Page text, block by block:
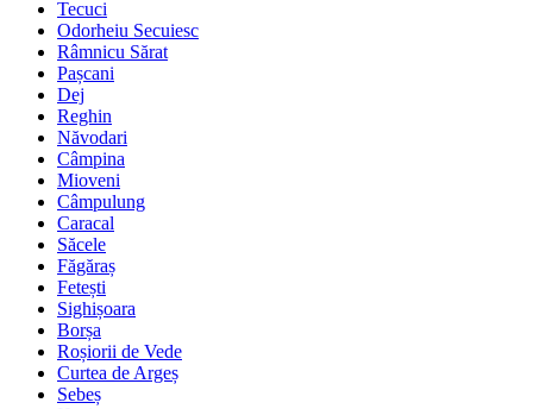
Tecuci
Odorheiu Secuiesc
Râmnicu Sărat
Pașcani
Dej
Reghin
Năvodari
Câmpina
Mioveni
Câmpulung
Caracal
Săcele
Făgăraș
Fetești
Sighișoara
Borșa
Roșiorii de Vede
Curtea de Argeș
Sebeș